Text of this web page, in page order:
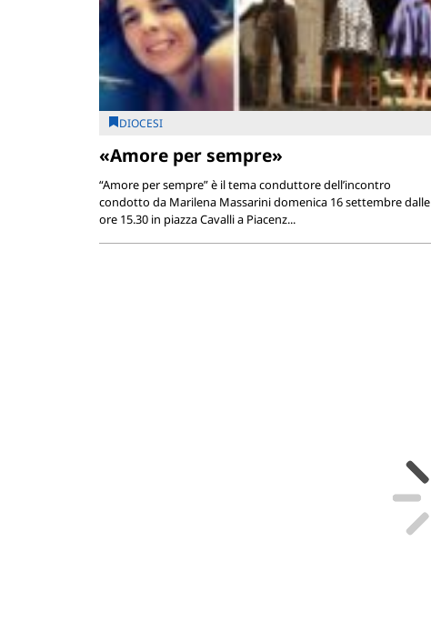
DIOCESI
«Amore per sempre»
“Amore per sempre” è il tema conduttore dell’incontro
condotto da Marilena Massarini domenica 16 settembre dalle
ore 15.30 in piazza Cavalli a Piacenz...